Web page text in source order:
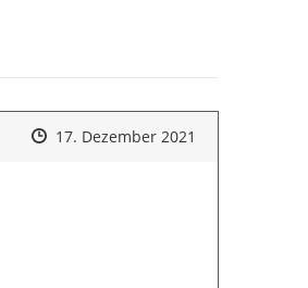
Zeitpunkt des Erstellens
Zeitpunkt des Erstellens
17. Dezember 2021